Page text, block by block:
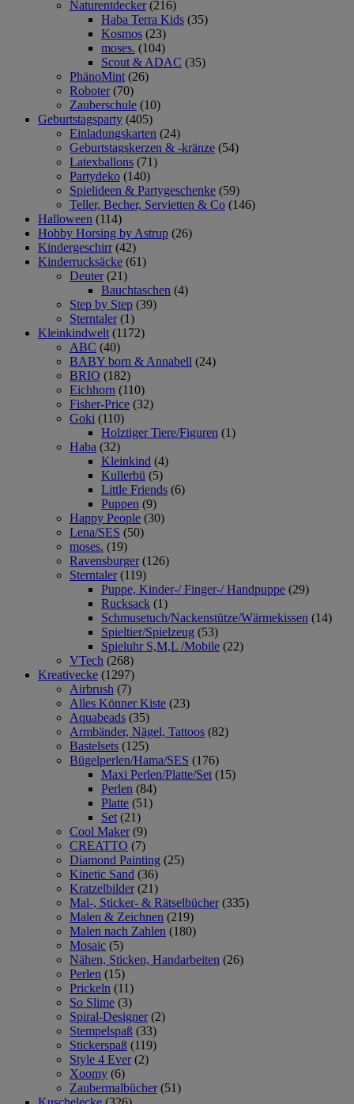
Naturentdecker (216)
Haba Terra Kids (35)
Kosmos (23)
moses. (104)
Scout & ADAC (35)
PhänoMint (26)
Roboter (70)
Zauberschule (10)
Geburtstagsparty (405)
Einladungskarten (24)
Geburtstagskerzen & -kränze (54)
Latexballons (71)
Partydeko (140)
Spielideen & Partygeschenke (59)
Teller, Becher, Servietten & Co (146)
Halloween (114)
Hobby Horsing by Astrup (26)
Kindergeschirr (42)
Kinderrucksäcke (61)
Deuter (21)
Bauchtaschen (4)
Step by Step (39)
Sterntaler (1)
Kleinkindwelt (1172)
ABC (40)
BABY born & Annabell (24)
BRIO (182)
Eichhorn (110)
Fisher-Price (32)
Goki (110)
Holztiger Tiere/Figuren (1)
Haba (32)
Kleinkind (4)
Kullerbü (5)
Little Friends (6)
Puppen (9)
Happy People (30)
Lena/SES (50)
moses. (19)
Ravensburger (126)
Sterntaler (119)
Puppe, Kinder-/ Finger-/ Handpuppe (29)
Rucksack (1)
Schmusetuch/Nackenstütze/Wärmekissen (14)
Spieltier/Spielzeug (53)
Spieluhr S,M,L /Mobile (22)
VTech (268)
Kreativecke (1297)
Airbrush (7)
Alles Könner Kiste (23)
Aquabeads (35)
Armbänder, Nägel, Tattoos (82)
Bastelsets (125)
Bügelperlen/Hama/SES (176)
Maxi Perlen/Platte/Set (15)
Perlen (84)
Platte (51)
Set (21)
Cool Maker (9)
CREATTO (7)
Diamond Painting (25)
Kinetic Sand (36)
Kratzelbilder (21)
Mal-, Sticker- & Rätselbücher (335)
Malen & Zeichnen (219)
Malen nach Zahlen (180)
Mosaic (5)
Nähen, Sticken, Handarbeiten (26)
Perlen (15)
Prickeln (11)
So Slime (3)
Spiral-Designer (2)
Stempelspaß (33)
Stickerspaß (119)
Style 4 Ever (2)
Xoomy (6)
Zaubermalbücher (51)